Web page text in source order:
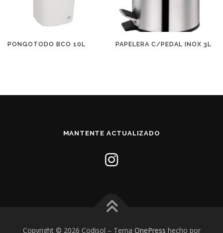
PONGOTODO BCO 10L PAPELERA C/PEDAL INOX 3L
MANTENTE ACTUALIZADO
Copyright © 2026 Codisol – Tema OnePress hecho por